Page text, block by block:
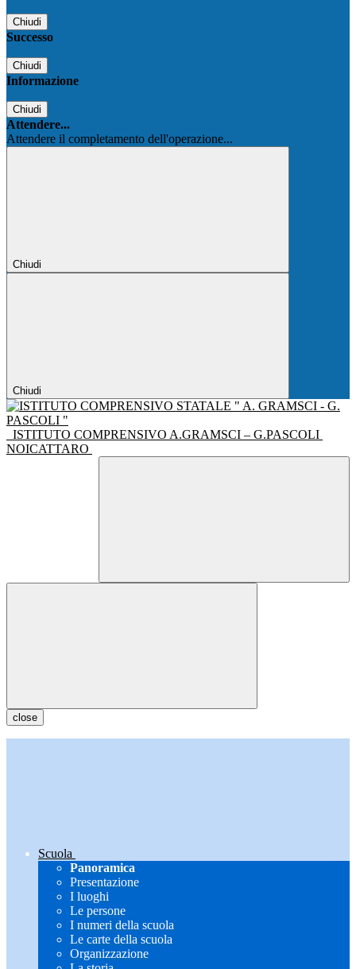
Chiudi
Successo
Chiudi
Informazione
Chiudi
Attendere...
Attendere il completamento dell'operazione...
Chiudi
Chiudi
ISTITUTO COMPRENSIVO A.GRAMSCI – G.PASCOLI
NOICATTARO
close
Scuola
Panoramica
Presentazione
I luoghi
Le persone
I numeri della scuola
Le carte della scuola
Organizzazione